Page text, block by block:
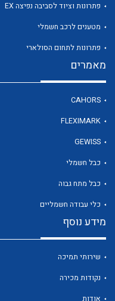
לכל מוצרי היצרן
פתרונות וציוד לסביבה נפיצה EX
מטענים לרכב חשמלי
פתרונות לתחום הסולארי
מאמרים
CAHORS
FLEXIMARK
GEWISS
כבל חשמלי
כבל מתח גבוה
כלי עבודה חשמליים
מידע נוסף
שירותי תמיכה
נקודות מכירה
אודות